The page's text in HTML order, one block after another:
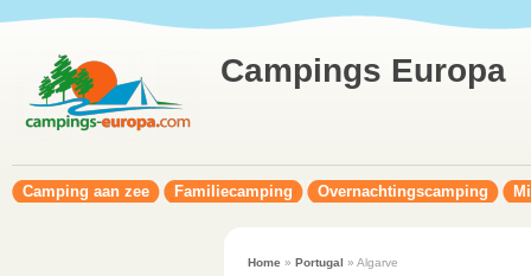
Campings Europa
Camping aan zee Familiecamping Overnachtingscamping
Home » Portugal » Algarve